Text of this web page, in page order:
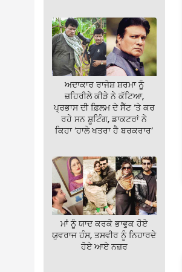
ਅਦਾਕਾਰ ਰਾਜੇਸ਼ ਸ਼ਰਮਾ ਨੂੰ
ਜ਼ਹਿਰੀਲੇ ਕੀੜੇ ਨੇ ਕੱਟਿਆ,
ਪ੍ਰਭਾਸ ਦੀ ਫ਼ਿਲਮ ਦੇ ਸੈੱਟ ‘ਤੇ ਕਰ
ਰਹੇ ਸਨ ਸ਼ੂਟਿੰਗ, ਡਾਕਟਰਾਂ ਨੇ
ਕਿਹਾ ‘ਹਾਲੇ ਖਤਰਾ ਹੈ ਬਰਕਰਾਰ’
ਮਾਂ ਨੂੰ ਯਾਦ ਕਰਕੇ ਭਾਵੁਕ ਹੋਏ
ਯੁਵਰਾਜ ਹੰਸ, ਤਸਵੀਰ ਨੂੰ ਨਿਹਾਰਦੇ
ਹੋਏ ਆਏ ਨਜ਼ਰ